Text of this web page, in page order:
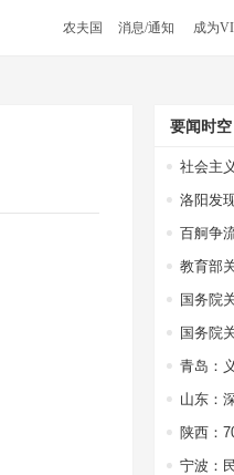
农夫国 消息/通知 成为
要闻时空
社会主
百舸争
国务院